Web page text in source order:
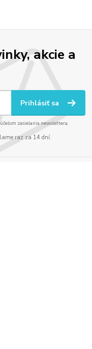
akcie a
Prihlásiť sa
účelom zasielania newslettera.
raz za 14 dní.